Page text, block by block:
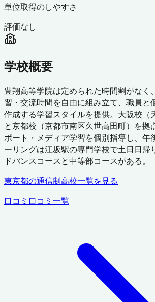
単位取得のしやすさ
評価なし
学校概要
豊翔高等学院は定められた時間割がなく
習・交流時間を自由に組み立て、職員と
作成する学習スタイルを提供。大阪校（
と京都校（京都市南区久世高田町）を拠
ポート・メディア学習を個別指導し、午
ーリングは江坂駅の専門学校で土日日帰
ドバンスコースと中等部コースがある。
東京都の通信制高校一覧を見る
口コミ 口コミ一覧